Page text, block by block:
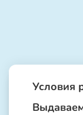
Условия